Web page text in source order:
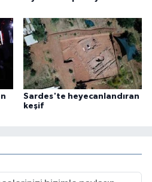
Sardes'te heyecanlandıran
keşif